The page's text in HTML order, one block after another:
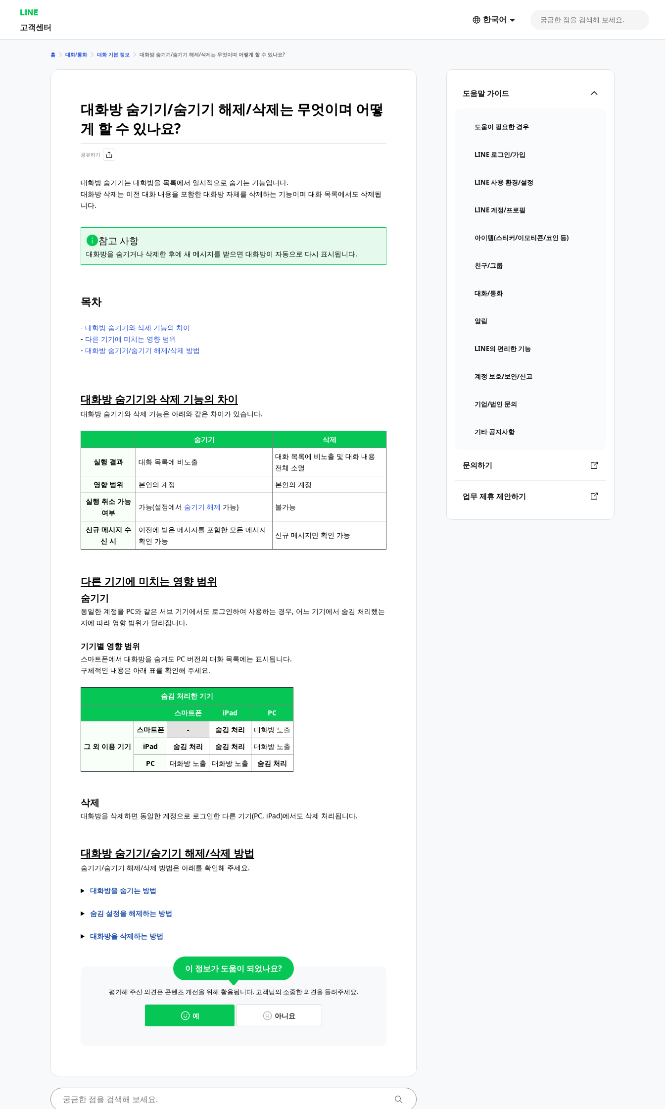
LINE
고객센터
한국어
도움말 가이드
도움이 필요한 경우
LINE 로그인/가입
LINE 사용 환경/설정
LINE 계정/프로필
아이템(스티커/이모티콘/코인 등)
친구/그룹
대화/통화
알림
LINE의 편리한 기능
계정 보호/보안/신고
기업/법인 문의
기타 공지사항
문의하기
업무 제휴 제안하기
홈 대화/통화 대화 기본 정보 대화방 숨기기/숨기기 해제/삭제는 무엇이며 어떻게 할 수 있나요?
대화방 숨기기/숨기기 해제/삭제는 무엇이며 어떻
게 할 수 있나요?
공유하기
대화방 숨기기는 대화방을 목록에서 일시적으로 숨기는 기능입니다.
대화방 삭제는 이전 대화 내용을 포함한 대화방 자체를 삭제하는 기능이며 대화 목록에서도 삭제됩
니다.
참고 사항
대화방을 숨기거나 삭제한 후에 새 메시지를 받으면 대화방이 자동으로 다시 표시됩니다.
목차
‐ 대화방 숨기기와 삭제 기능의 차이
‐ 다른 기기에 미치는 영향 범위
‐ 대화방 숨기기/숨기기 해제/삭제 방법
대화방 숨기기와 삭제 기능의 차이
대화방 숨기기와 삭제 기능은 아래와 같은 차이가 있습니다.
숨기기 삭제
실행 결과 대화 목록에 비노출
대화 목록에 비노출 및 대화 내용
전체 소멸
영향 범위
본인의 계정
본인의 계정
실행 취소 가능
여부
가능(설정에서 숨기기 해제 가능) 불가능
신규 메시지 수
신 시
이전에 받은 메시지를 포함한 모든 메시지
확인 가능
신규 메시지만 확인 가능
다른 기기에 미치는 영향 범위
숨기기
동일한 계정을 PC와 같은 서브 기기에서도 로그인하여 사용하는 경우, 어느 기기에서 숨김 처리했는
지에 따라 영향 범위가 달라집니다.
기기별 영향 범위
스마트폰에서 대화방을 숨겨도 PC 버전의 대화 목록에는 표시됩니다.
구체적인 내용은 아래 표를 확인해 주세요.
숨김 처리한 기기
스마트폰
iPad PC
그 외 이용 기기
스마트폰 - 숨김 처리
대화방 노출
iPad
숨김 처리 숨김 처리
대화방 노출
PC
대화방 노출 대화방 노출 숨김 처리
삭제
대화방을 삭제하면 동일한 계정으로 로그인한 다른 기기(PC, iPad)에서도 삭제 처리됩니다.
대화방 숨기기/숨기기 해제/삭제 방법
숨기기/숨기기 해제/삭제 방법은 아래를 확인해 주세요.
대화방을 숨기는 방법
숨김 설정을 해제하는 방법
대화방을 삭제하는 방법
이 정보가 도움이 되었나요?
평가해 주신 의견은 콘텐츠 개선을 위해 활용됩니다. 고객님의 소중한 의견을 들려주세요.
예 아니요